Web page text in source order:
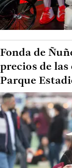
Fonda de
precios de
Parque